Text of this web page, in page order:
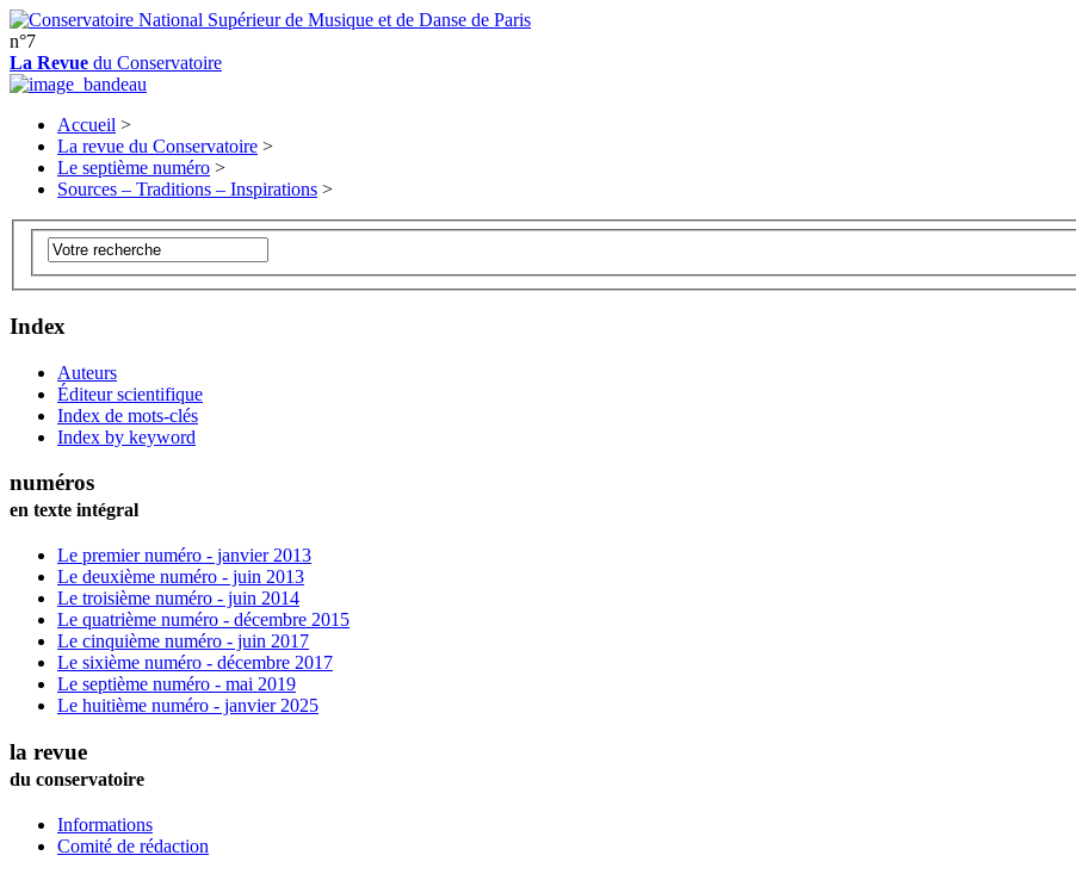
n°7
La Revue du Conservatoire
Accueil >
La revue du Conservatoire >
Le septième numéro >
Sources – Traditions – Inspirations >
Index
Auteurs
Éditeur scientifique
Index de mots-clés
Index by keyword
numéros
en texte intégral
Le premier numéro - janvier 2013
Le deuxième numéro - juin 2013
Le troisième numéro - juin 2014
Le quatrième numéro - décembre 2015
Le cinquième numéro - juin 2017
Le sixième numéro - décembre 2017
Le septième numéro - mai 2019
Le huitième numéro - janvier 2025
la revue
du conservatoire
Informations
Comité de rédaction